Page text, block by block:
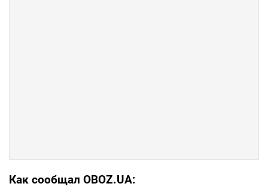
Как сообщал OBOZ.UA: